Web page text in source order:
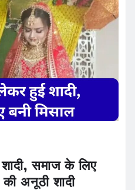
समाज के लिए
अनूठी शादी